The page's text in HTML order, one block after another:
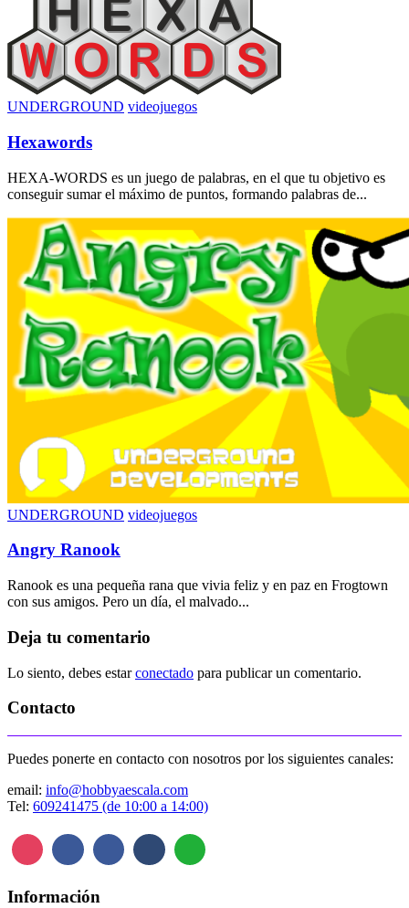
UNDERGROUND videojuegos
Hexawords
HEXA-WORDS es un juego de palabras, en el que tu objetivo es
conseguir sumar el máximo de puntos, formando palabras de...
UNDERGROUND videojuegos
Angry Ranook
Ranook es una pequeña rana que vivia feliz y en paz en Frogtown
con sus amigos. Pero un día, el malvado...
Deja tu comentario
Lo siento, debes estarconectado para publicar un comentario.
Contacto
Puedes ponerte en contacto con nosotros por los siguientes canales:
email: info@hobbyaescala.com
Tel: 609241475 (de 10:00 a 14:00)
Información